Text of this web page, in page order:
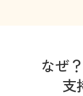
なぜ
支